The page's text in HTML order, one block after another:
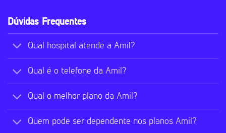
Dúvidas Frequentes
Qual hospital atende a Amil?
Qual é o telefone da Amil?
Qual o melhor plano da Amil?
Quem pode ser dependente nos planos Amil?